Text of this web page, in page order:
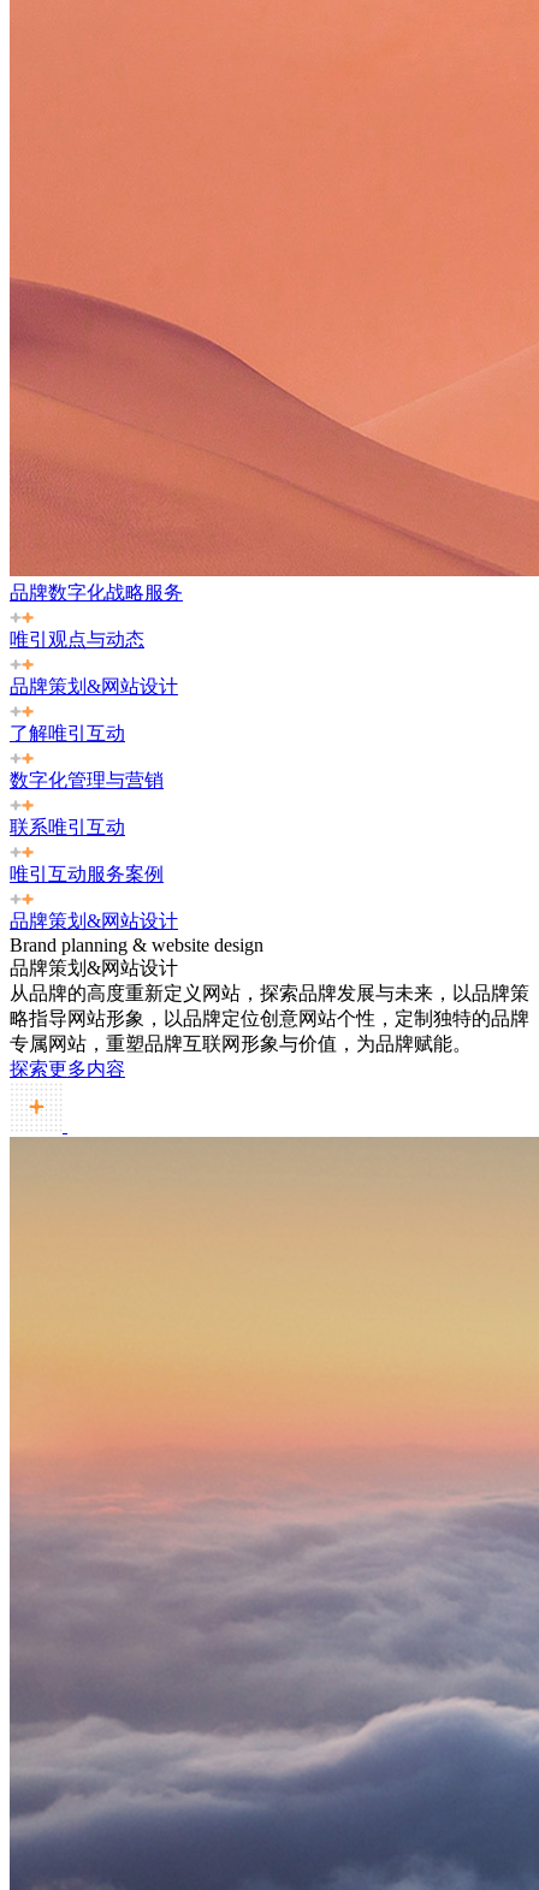
品牌数字化战略服务
唯引观点与动态
品牌策划&网站设计
了解唯引互动
数字化管理与营销
联系唯引互动
唯引互动服务案例
品牌策划&网站设计
Brand planning & website design
品牌策划&网站设计
从品牌的高度重新定义网站，探索品牌发展与未来，以品牌策
略指导网站形象，以品牌定位创意网站个性，定制独特的品牌
专属网站，重塑品牌互联网形象与价值，为品牌赋能。
探索更多内容